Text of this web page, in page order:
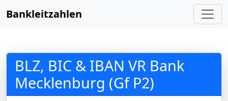
Bankleitzahlen
BLZ, BIC & IBAN VR Bank
Mecklenburg (Gf P2)